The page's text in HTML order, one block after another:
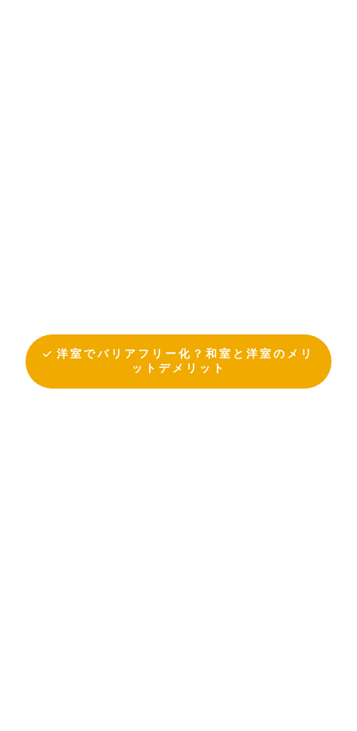
洋室でバリアフリー化？和室と洋室のメリ
ットデメリット